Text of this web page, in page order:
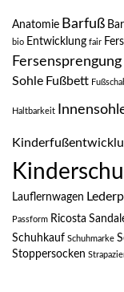
Anatomie Barfuß
bio Entwicklung fair
Fersensprengung
Sohle Fußbett
Haltbarkeit
Lauflernwagen
Passform Ricosta
Schuhkauf Schuhmarke
Stoppersocken